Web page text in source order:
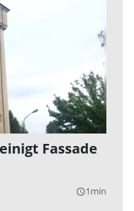
Fassade
query_builder1min